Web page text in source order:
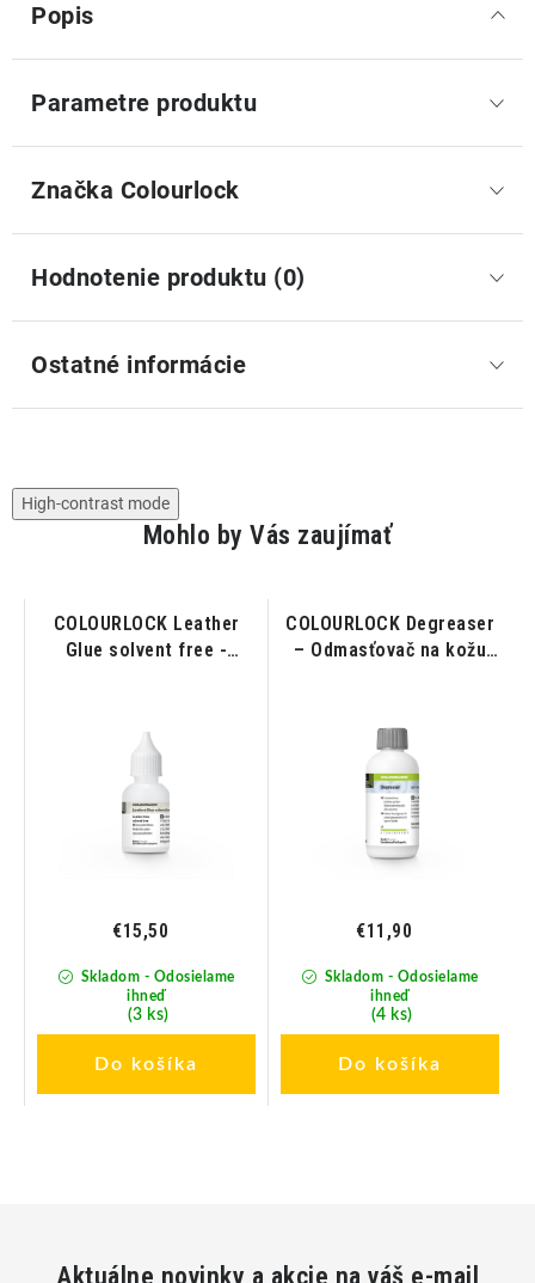
Popis
Parametre produktu
Značka Colourlock
Hodnotenie produktu (0)
Ostatné informácie
High-contrast mode
Mohlo by Vás zaujímať
COLOURLOCK Leather
Glue solvent free -
Skladom - Odosielame
ihneď
(3 ks)
€15,50
Do košíka
COLOURLOCK Degreaser
– Odmasťovač na kožu
Skladom - Odosielame
ihneď
(4 ks)
€11,90
Do košíka
Aktuálne novinky a akcie na váš e-mail